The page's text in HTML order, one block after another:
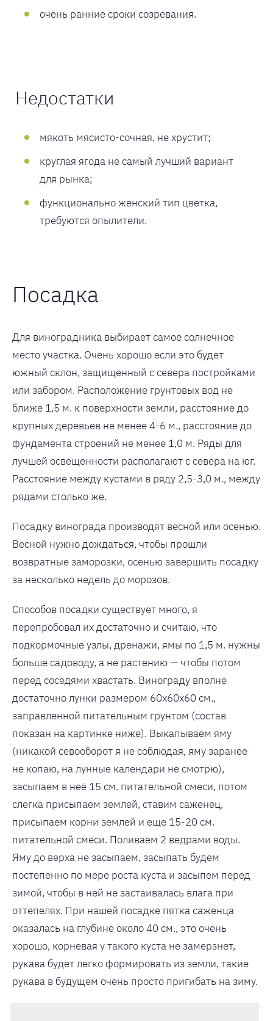
очень ранние сроки созревания.
Недостатки
мякоть мясисто-сочная, не хрустит;
круглая ягода не самый лучший вариант
для рынка;
функционально женский тип цветка,
требуются опылители.
Посадка
Для виноградника выбирает самое солнечное
место участка. Очень хорошо если это будет
южный склон, защищенный с севера постройками
или забором. Расположение грунтовых вод не
ближе 1,5 м. к поверхности земли, расстояние до
крупных деревьев не менее 4-6 м., расстояние до
фундамента строений не менее 1,0 м. Ряды для
лучшей освещенности располагают с севера на юг.
Расстояние между кустами в ряду 2,5-3,0 м., между
рядами столько же.
Посадку винограда производят весной или осенью.
Весной нужно дождаться, чтобы прошли
возвратные заморозки, осенью завершить посадку
за несколько недель до морозов.
Способов посадки существует много, я
перепробовал их достаточно и считаю, что
подкормочные узлы, дренажи, ямы по 1,5 м. нужны
больше садоводу, а не растению — чтобы потом
перед соседями хвастать. Винограду вполне
достаточно лунки размером 60х60х60 см.,
заправленной питательным грунтом (состав
показан на картинке ниже). Выкапываем яму
(никакой севооборот я не соблюдая, яму заранее
не копаю, на лунные календари не смотрю),
засыпаем в неё 15 см. питательной смеси, потом
слегка присыпаем землей, ставим саженец,
присыпаем корни землей и еще 15-20 см.
питательной смеси. Поливаем 2 ведрами воды.
Яму до верха не засыпаем, засыпать будем
постепенно по мере роста куста и засыпем перед
зимой, чтобы в ней не застаивалась влага при
оттепелях. При нашей посадке пятка саженца
оказалась на глубине около 40 см., это очень
хорошо, корневая у такого куста не замерзнет,
рукава будет легко формировать из земли, такие
рукава в будущем очень просто пригибать на зиму.